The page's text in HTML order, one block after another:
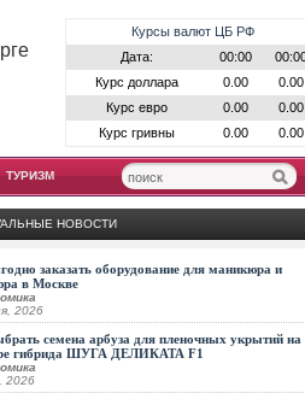
Курсы валют ЦБ РФ
Дата:
00:00
Курс доллара
0.00
0.00
Курс евро
0.00
0.00
Курс гривны
0.00 0.00
ТУРИЗМ
НОВОСТИ
заказать оборудование для маникюра и
в Москве
2026
семена арбуза для пленочных укрытий на
гибрида ШУГА ДЕЛИКАТА F1
2026